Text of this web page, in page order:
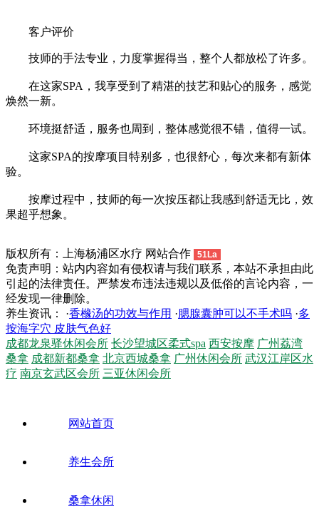
客户评价
技师的手法专业，力度掌握得当，整个人都放松了许多。
在这家SPA，我享受到了精湛的技艺和贴心的服务，感觉
焕然一新。
环境挺舒适，服务也周到，整体感觉很不错，值得一试。
这家SPA的按摩项目特别多，也很舒心，每次来都有新体
验。
按摩过程中，技师的每一次按压都让我感到舒适无比，效
果超乎想象。
版权所有：上海杨浦区水疗 网站合作 51La
免责声明：站内内容如有侵权请与我们联系，本站不承担由此
引起的法律责任。严禁发布违法违规以及低俗的言论内容，一
经发现一律删除。
养生资讯： ·香橼汤的功效与作用 ·腮腺囊肿可以不手术吗 ·多
按海字穴 皮肤气色好
成都龙泉驿休闲会所 长沙望城区柔式spa 西安按摩 广州荔湾
桑拿 成都新都桑拿 北京西城桑拿 广州休闲会所 武汉江岸区水
疗 南京玄武区会所 三亚休闲会所
网站首页
养生会所
桑拿休闲